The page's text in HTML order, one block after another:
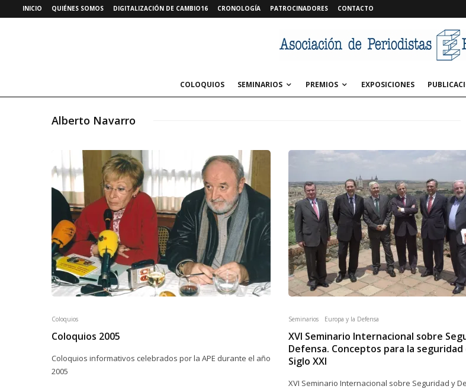
INICIO QUIÉNES SOMOS DIGITALIZACIÓN DE CAMBIO16 CRONOLOGÍA PATROCINADORES CONTACTO
COLOQUIOS SEMINARIOS PREMIOS EXPOSICIONES
Alberto Navarro
Coloquios
Coloquios 2005
Coloquios informativos celebrados por la APE durante el año
2005
Seminarios Europa y la Defensa
XVI Seminario Internacional sobre
Defensa. Conceptos para la seguridad
Siglo XXI
XVI Seminario Internacional sobre Seguridad y